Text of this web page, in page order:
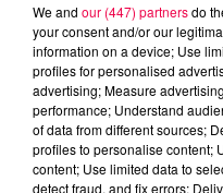
We and our (447) partnersdo
your consent and/or our
information on a device; Use
profiles for personalised
advertising; Measure
performance; Understand
of data from different sources;
profiles to personalise content;
content; Use limited data to
detect fraud, and fix errors;